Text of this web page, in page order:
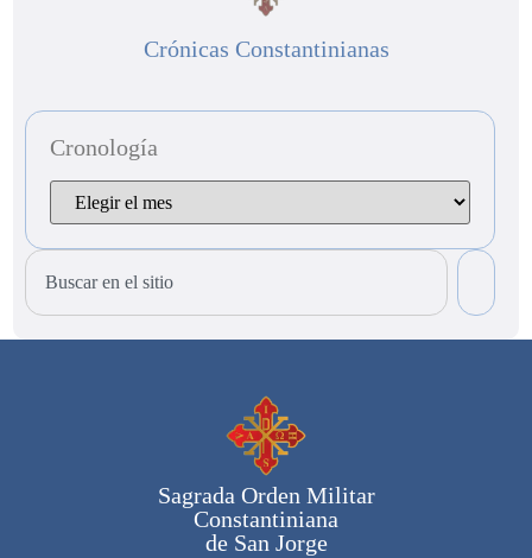
Crónicas Constantinianas
Cronología
Sagrada Orden Militar
Constantiniana
de San Jorge